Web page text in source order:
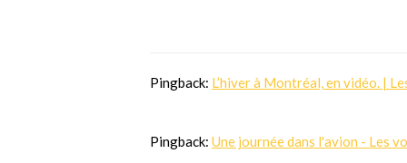
Pingback: L’hiver à Montréal, en vidéo. |
Pingback: Une journée dans l'avion - Les